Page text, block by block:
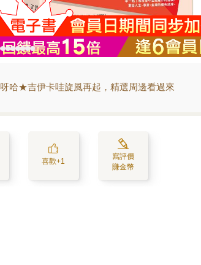
呀哈★吉伊卡哇旋風再起，精選周邊看過來
喜歡+1
寫評價
賺金幣